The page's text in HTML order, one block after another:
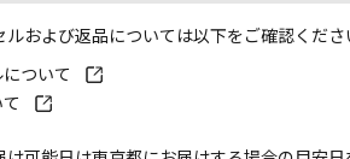
および返品については以下をご確認くださ
ついて